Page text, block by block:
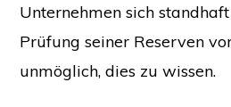
Unternehmen sich
Prüfung seiner Reserven
unmöglich, dies zu wissen.